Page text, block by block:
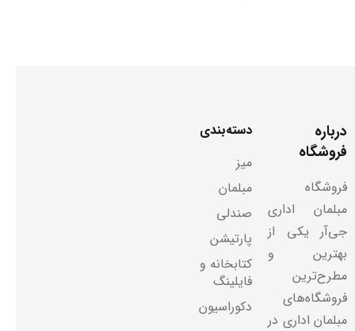
درباره
فروشگاه
فروشگاه
مبلمان اداری
جی‌آر یکی از
بهترین و
مطرح‌ترین
فروشگاه‌های
مبلمان اداری در
دسته‌بندی
میز
مبلمان
صندلی
پارتیشن
کتابخانه و
فایلینگ
دکوراسیون